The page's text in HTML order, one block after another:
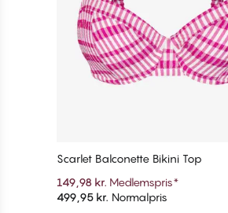
Tilføj til kurv
Scarlet Balconette Bikini Top
149,98 kr. Medlemspris*
499,95 kr. Normalpris